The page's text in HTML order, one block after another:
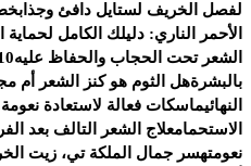
لفصل الخريف لستايل دافئ وجذاب
الأحمر الناري: دليلك الكامل لحماية
الشعر تحت الحجاب والحفاظ عليه
بالبشرةهل الثوم هو كنز الشعر أم
النهائيماسكات فعالة لاستعادة
الاستحمامعلاج الشعر التالف بعد
نعومتهسر جمال الملكة تي، زيت